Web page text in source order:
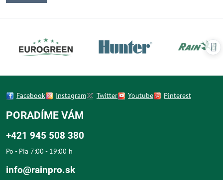
Facebook Instagram Twitter Youtube Pinterest
PORADÍME VÁM
+421 945 508 380
Po - Pia 7:00 - 19:00 h
info@rainpro.sk